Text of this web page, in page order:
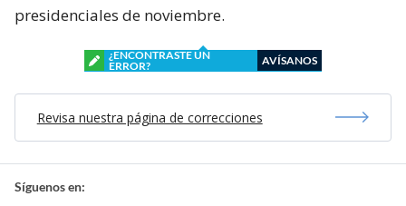
presidenciales de noviembre.
¿ENCONTRASTE UN
ERROR?
AVÍSANOS
Revisa nuestra página de correcciones
Síguenos en: